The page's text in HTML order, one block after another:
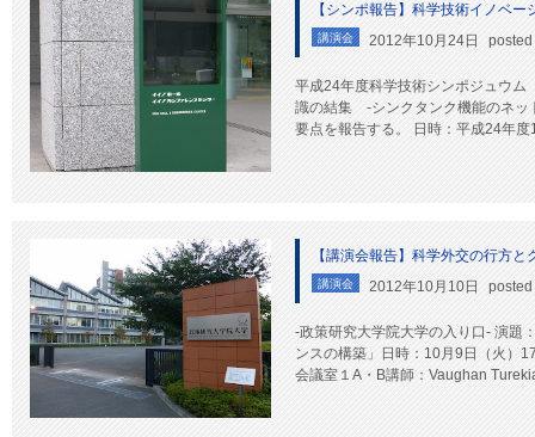
【シンポ報告】科学技術イノベ
講演会 2012年10月24日 posted
平成24年度科学技術シンポジュウム
識の結集 -シンクタンク機能のネッ
要点を報告する。 日時：平成24年
【講演会報告】科学外交の行方
講演会 2012年10月10日 posted
-政策研究大学院大学の入り口- 演題
ンスの構築」日時：10月9日（火
会議室１A・B講師：Vaughan